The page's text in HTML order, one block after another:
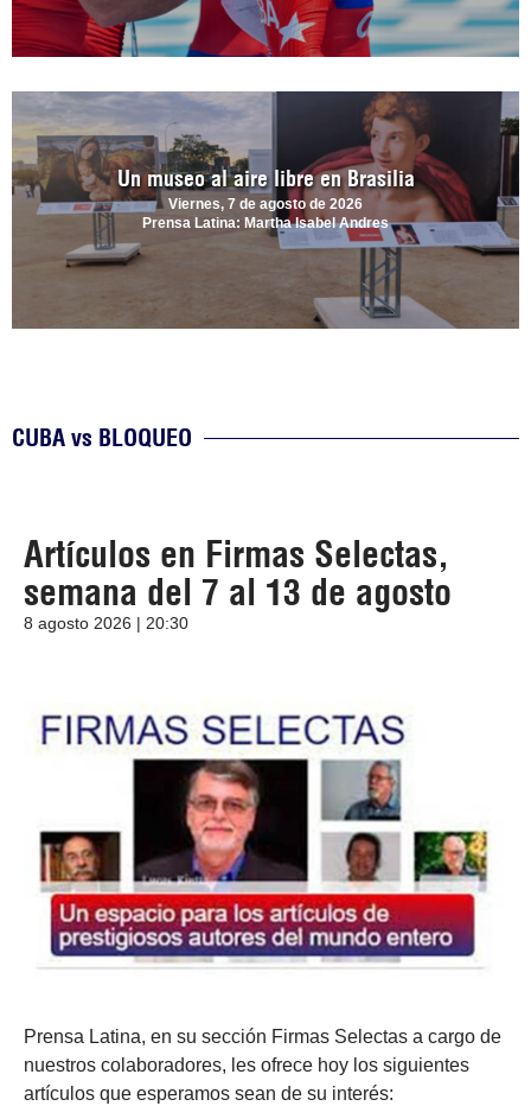
Un museo al aire libre en Brasilia
Viernes, 7 de agosto de 2026
Prensa Latina: Martha Isabel Andres
CUBA vs BLOQUEO
Artículos en Firmas Selectas,
semana del 7 al 13 de agosto
8 agosto 2026 | 20:30
Prensa Latina, en su sección Firmas Selectas a cargo de
nuestros colaboradores, les ofrece hoy los siguientes
artículos que esperamos sean de su interés: